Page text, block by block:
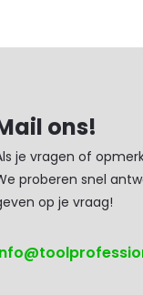
ons!
je vragen of
proberen snel
op je vraag!